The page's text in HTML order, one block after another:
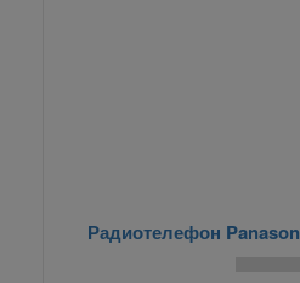
Радиотелефон